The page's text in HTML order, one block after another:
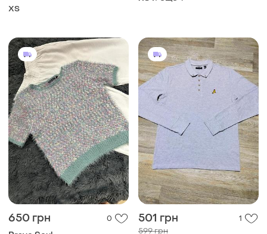
XS
650 грн 0 501 грн 1
599 грн